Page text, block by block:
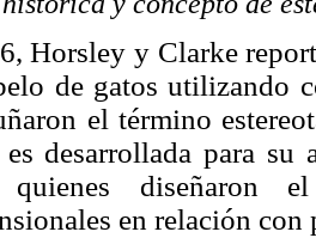
Horsley y Clarke
de gatos utilizando
el término
es desarrollada para
diseñaron
en relación con